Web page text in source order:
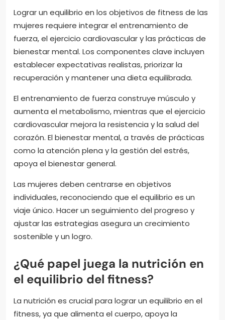
Lograr un equilibrio en los objetivos de fitness de las
mujeres requiere integrar el entrenamiento de
fuerza, el ejercicio cardiovascular y las prácticas de
bienestar mental. Los componentes clave incluyen
establecer expectativas realistas, priorizar la
recuperación y mantener una dieta equilibrada.
El entrenamiento de fuerza construye músculo y
aumenta el metabolismo, mientras que el ejercicio
cardiovascular mejora la resistencia y la salud del
corazón. El bienestar mental, a través de prácticas
como la atención plena y la gestión del estrés,
apoya el bienestar general.
Las mujeres deben centrarse en objetivos
individuales, reconociendo que el equilibrio es un
viaje único. Hacer un seguimiento del progreso y
ajustar las estrategias asegura un crecimiento
sostenible y un logro.
¿Qué papel juega la nutrición en
el equilibrio del fitness?
La nutrición es crucial para lograr un equilibrio en el
fitness, ya que alimenta el cuerpo, apoya la